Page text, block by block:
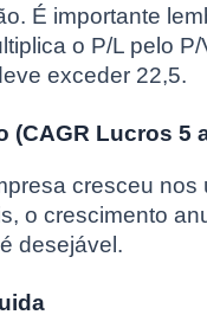
É importante
o P/L pelo P/
exceder 22,5.
(CAGR Lucros 5
cresceu nos
o crescimento
desejável.